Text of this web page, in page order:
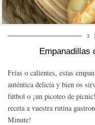
3
Empanadillas
Frías o calientes, estas
auténtica delicia y bien os
fútbol o ¡un picoteo de
receta a vuestra rutina
Minute!